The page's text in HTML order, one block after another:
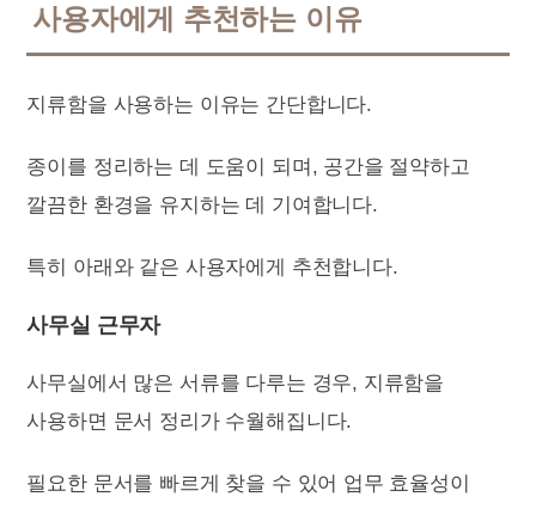
사용자에게 추천하는 이유
지류함을 사용하는 이유는 간단합니다.
종이를 정리하는 데 도움이 되며, 공간을 절약하고
깔끔한 환경을 유지하는 데 기여합니다.
특히 아래와 같은 사용자에게 추천합니다.
사무실 근무자
사무실에서 많은 서류를 다루는 경우, 지류함을
사용하면 문서 정리가 수월해집니다.
필요한 문서를 빠르게 찾을 수 있어 업무 효율성이